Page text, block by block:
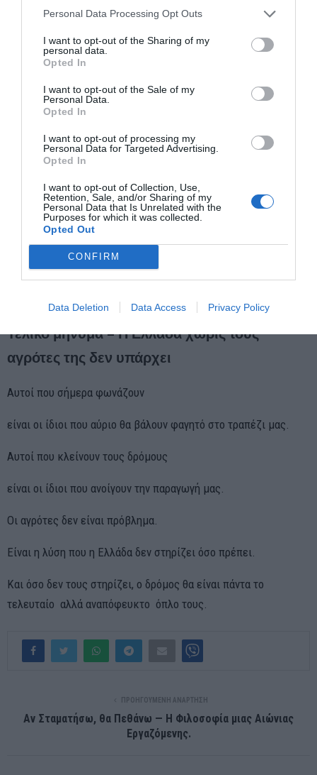
Personal Data Processing Opt Outs
I want to opt-out of the Sharing of my
personal data.
Opted In
I want to opt-out of the Sale of my
Personal Data.
Opted In
I want to opt-out of processing my
Personal Data for Targeted Advertising.
Opted In
I want to opt-out of Collection, Use,
Retention, Sale, and/or Sharing of my
Personal Data that Is Unrelated with the
Purposes for which it was collected.
Opted Out
CONFIRM
Data Deletion Data Access Privacy Policy
πλάτη καμένη από τον ήλιο,
Όταν αυτοί οι άνθρωποι βγαίνουν στον δρόμο,
η κοινωνία οφείλει να ακούσει — όχι να τους δείξει το
δάχτυλο.
Τελικό μήνυμα – Η Ελλάδα χωρίς τους
αγρότες της δεν υπάρχει
Αυτοί που σήμερα φωνάζουν
είναι οι ίδιοι που αύριο θα βάλουν φαγητό στο τραπέζι μας.
Αυτοί που κλείνουν τους δρόμους
είναι οι ίδιοι που ανοίγουν την παραγωγή μας.
Οι αγρότες δεν είναι πρόβλημα.
Είναι η λύση που η Ελλάδα δεν στηρίζει όσο πρέπει.
Και όσο δεν τους στηρίζει, ο δρόμος θα είναι πάντα το
τελευταίο αλλά αναπόφευκτο όπλο τους.
ΠΡΟΗΓΟΎΜΕΝΗ ΑΝΆΡΤΗΣΗ
Αν Σταματήσω, θα Πεθάνω — Η Φιλοσοφία μιας Αιώνιας
Εργαζόμενης.